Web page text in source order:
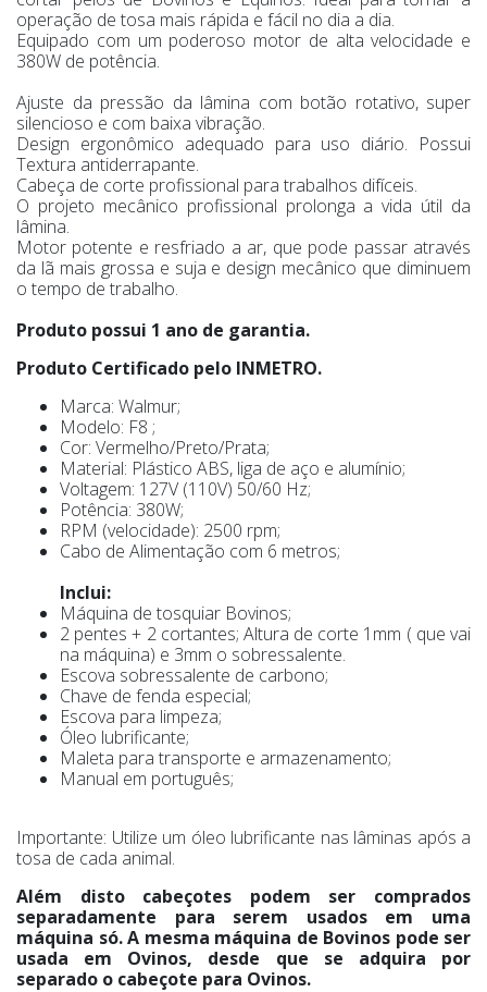
operação de tosa mais rápida e fácil no dia a dia.
Equipado com um poderoso motor de alta velocidade e
380W de potência.
Ajuste da pressão da lâmina com botão rotativo, super
silencioso e com baixa vibração.
Design ergonômico adequado para uso diário. Possui
Textura antiderrapante.
Cabeça de corte profissional para trabalhos difíceis.
O projeto mecânico profissional prolonga a vida útil da
lâmina.
Motor potente e resfriado a ar, que pode passar através
da lã mais grossa e suja e design mecânico que diminuem
o tempo de trabalho.
Produto possui 1 ano de garantia.
Produto Certificado pelo INMETRO.
Marca: Walmur;
Modelo: F8 ;
Cor: Vermelho/Preto/Prata;
Material: Plástico ABS, liga de aço e alumínio;
Voltagem: 127V (110V) 50/60 Hz;
Potência: 380W;
RPM (velocidade): 2500 rpm;
Cabo de Alimentação com 6 metros;
Inclui:
Máquina de tosquiar Bovinos;
2 pentes + 2 cortantes; Altura de corte 1mm ( que vai
na máquina) e 3mm o sobressalente.
Escova sobressalente de carbono;
Chave de fenda especial;
Escova para limpeza;
Óleo lubrificante;
Maleta para transporte e armazenamento;
Manual em português;
Importante: Utilize um óleo lubrificante nas lâminas após a
tosa de cada animal.
Além disto cabeçotes podem ser comprados
separadamente para serem usados em uma
máquina só. A mesma máquina de Bovinos pode ser
usada em Ovinos, desde que se adquira por
separado o cabeçote para Ovinos.